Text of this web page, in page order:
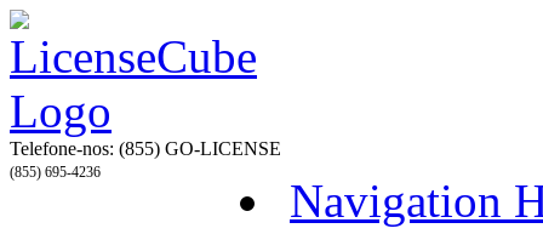
Telefone-nos: (855) GO-LICENSE
(855) 695-4236
Navigation